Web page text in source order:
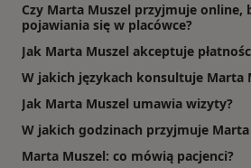
Czy Marta Muszel przyjmuje online,
pojawiania się w placówce?
Jak Marta Muszel akceptuje
W jakich językach konsultuje Marta
Jak Marta Muszel umawia wizyty?
W jakich godzinach przyjmuje Marta
Marta Muszel: co mówią pacjenci?